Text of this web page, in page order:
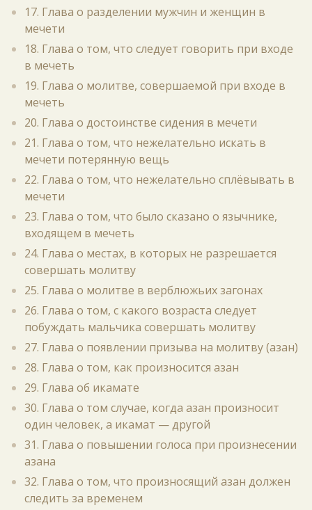
17. Глава о разделении мужчин и женщин в
мечети
18. Глава о том, что следует говорить при входе
в мечеть
19. Глава о молитве, совершаемой при входе в
мечеть
20. Глава о достоинстве сидения в мечети
21. Глава о том, что нежелательно искать в
мечети потерянную вещь
22. Глава о том, что нежелательно сплёвывать в
мечети
23. Глава о том, что было сказано о язычнике,
входящем в мечеть
24. Глава о местах, в которых не разрешается
совершать молитву
25. Глава о молитве в верблюжьих загонах
26. Глава о том, с какого возраста следует
побуждать мальчика совершать молитву
27. Глава о появлении призыва на молитву (азан)
28. Глава о том, как произносится азан
29. Глава об икамате
30. Глава о том случае, когда азан произносит
один человек, а икамат — другой
31. Глава о повышении голоса при произнесении
азана
32. Глава о том, что произносящий азан должен
следить за временем